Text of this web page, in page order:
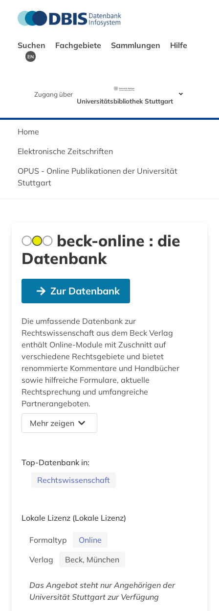
Suchen Fachgebiete Sammlungen Hilfe
EN
Zugang über
Universitätsbibliothek Stuttgart
Home
Elektronische Zeitschriften
OPUS - Online Publikationen der Universität
Stuttgart
beck-online : die
Datenbank
Zur Datenbank
Die umfassende Datenbank zur
Rechtswissenschaft aus dem Beck Verlag
enthält Online-Module mit Zuschnitt auf
verschiedene Rechtsgebiete und bietet
renommierte Kommentare und Handbücher
sowie hilfreiche Formulare, aktuelle
Rechtsprechung und umfangreiche
Partnerangeboten.
Mehr zeigen
Top-Datenbank in:
Rechtswissenschaft
Lokale Lizenz (Lokale Lizenz)
Formaltyp
Online
Verlag
Beck, München
Das Angebot steht nur Angehörigen der
Universität Stuttgart zur Verfügung